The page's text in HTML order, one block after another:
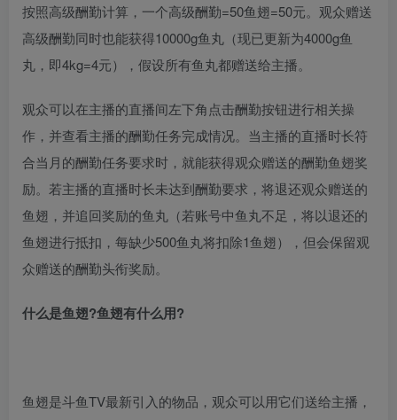
按照高级酬勤计算，一个高级酬勤=50鱼翅=50元。观众赠送
高级酬勤同时也能获得10000g鱼丸（现已更新为4000g鱼
丸，即4kg=4元），假设所有鱼丸都赠送给主播。
观众可以在主播的直播间左下角点击酬勤按钮进行相关操
作，并查看主播的酬勤任务完成情况。当主播的直播时长符
合当月的酬勤任务要求时，就能获得观众赠送的酬勤鱼翅奖
励。若主播的直播时长未达到酬勤要求，将退还观众赠送的
鱼翅，并追回奖励的鱼丸（若账号中鱼丸不足，将以退还的
鱼翅进行抵扣，每缺少500鱼丸将扣除1鱼翅），但会保留观
众赠送的酬勤头衔奖励。
什么是鱼翅?鱼翅有什么用?
鱼翅是斗鱼TV最新引入的物品，观众可以用它们送给主播，